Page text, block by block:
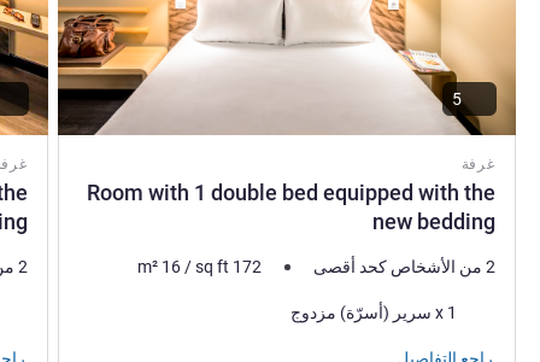
غرفة
Room with 1 double bed equipped with the
new bedding
5
2 من الأشخاص كحد أقصى m² 16/sq ft 172
فرش السرير
1 x سرير (أسرّة) مزدوج
2 من الأشخاص كحد أقصى